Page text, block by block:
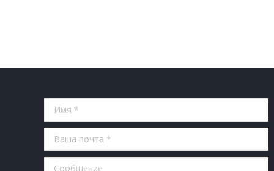
Имя *
Ваша почта *
Сообщение